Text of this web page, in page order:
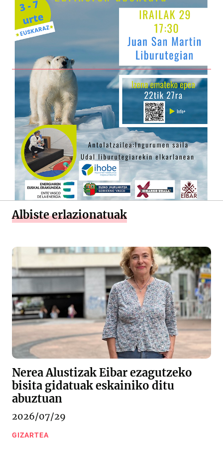
Albiste erlazionatuak
Nerea Alustizak Eibar ezagutzeko
bisita gidatuak eskainiko ditu
abuztuan
2026/07/29
GIZARTEA